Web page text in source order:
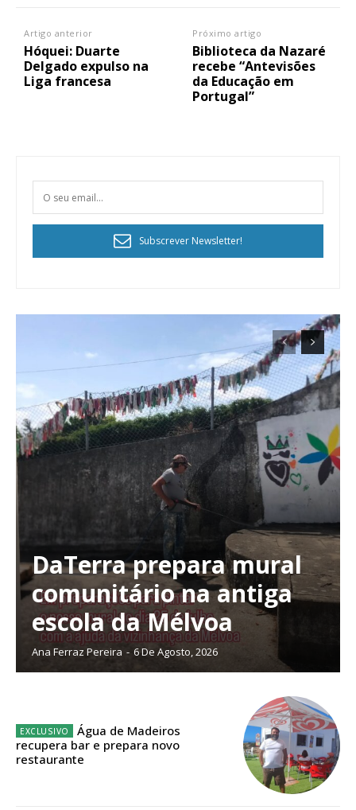
Planos de Assinatura
Faça-se assinante do Região de Cister e ajude-nos a manter este serviço
Artigo anterior
Hóquei: Duarte
Delgado expulso na
Liga francesa
Próximo artigo
Biblioteca da Nazaré
recebe “Antevisões
da Educação em
Portugal”
Subscrever Newsletter!
DaTerra prepara mural
comunitário na antiga
escola da Mélvoa
Ana Ferraz Pereira - 6 De Agosto, 2026
Água de Madeiros
recupera bar e prepara novo
restaurante